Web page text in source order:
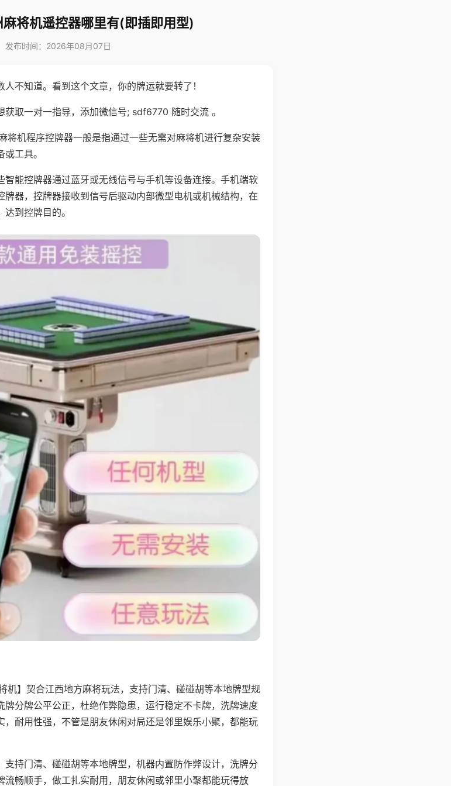
将机遥控器哪里有(即插即用型)
发布时间：2026年08月07日
不知道。看到这个文章，你的牌运就要转了！
取一对一指导，添加微信号; sdf6770 随时交流 。
将机程序控牌器一般是指通过一些无需对麻将机进行复杂安装
工具。
智能控牌器通过蓝牙或无线信号与手机等设备连接。手机端软
器，控牌器接收到信号后驱动内部微型电机或机械结构，在
到控牌目的。
机】契合江西地方麻将玩法，支持门清、碰碰胡等本地牌型规
牌分牌公平公正，杜绝作弊隐患，运行稳定不卡牌，洗牌速度
耐用性强，不管是朋友休闲对局还是邻里娱乐小聚，都能玩
支持门清、碰碰胡等本地牌型，机器内置防作弊设计，洗牌分
流畅顺手，做工扎实耐用，朋友休闲或邻里小聚都能玩得放